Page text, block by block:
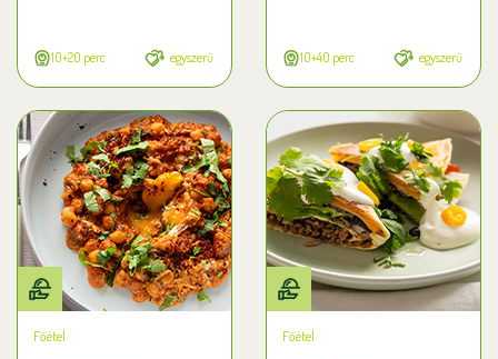
10+20 perc egyszerű 10+40 perc egyszerű
Főétel Főétel